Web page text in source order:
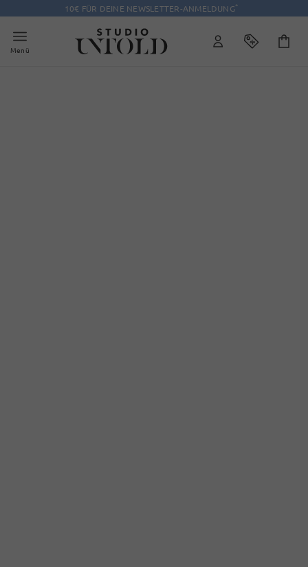
10€ FÜR DEINE NEWSLETTER-ANMELDUNG*
Menü